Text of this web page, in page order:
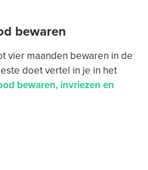
bewaren
vier maanden bewaren in de
doet vertel in je in het
bewaren, invriezen en